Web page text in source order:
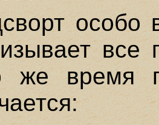
особо
все
же время